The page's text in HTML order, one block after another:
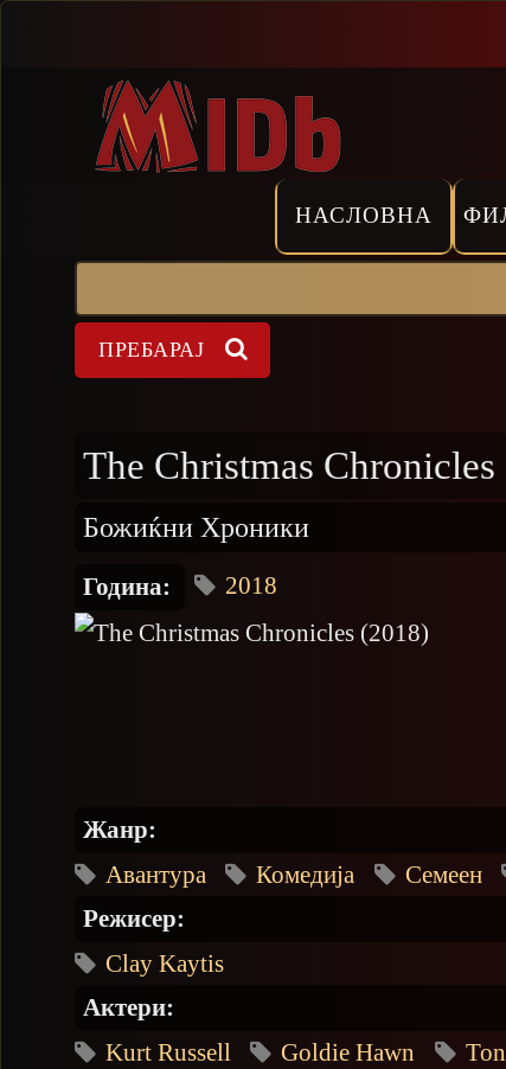
Прескокни
НАСЛОВНА
The Christmas
Божиќни Хроники
Година: 2018
Жанр:
Авантура
Комедија Семеен
Режисер:
Clay Kaytis
Актери:
Kurt Russell
Goldie Hawn